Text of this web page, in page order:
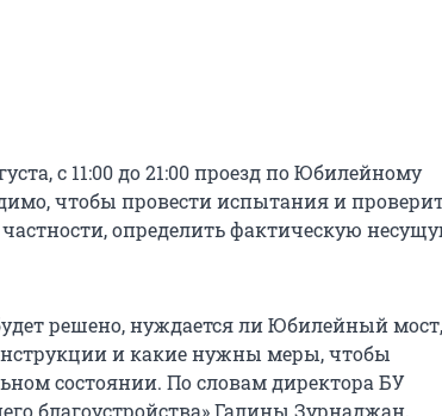
с 11:00 до 21:00 проезд по Юбилейному
чтобы провести испытания и
частности, определить фактическую
решено, нуждается ли Юбилейный мост,
и какие нужны меры, чтобы
состоянии. По словам директора БУ
благоустройства» Галины Зурнаджан,